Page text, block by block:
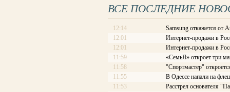
ВСЕ ПОСЛЕДНИЕ
12:14
Samsung откажется от
12:01
Интернет-продажи в
12:01
Интернет-продажи в
11:59
«СемьЯ» откроет три
11:58
"Спортмастер"
11:55
В Одессе напали на
11:53
Расстрел основателя